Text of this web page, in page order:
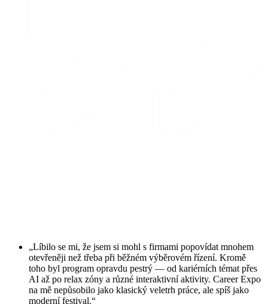
„Líbilo se mi, že jsem si mohl s firmami popovídat mnohem
otevřeněji než třeba při běžném výběrovém řízení. Kromě
toho byl program opravdu pestrý — od kariérních témat přes
AI až po relax zóny a různé interaktivní aktivity. Career Expo
na mě nepůsobilo jako klasický veletrh práce, ale spíš jako
moderní festival.“